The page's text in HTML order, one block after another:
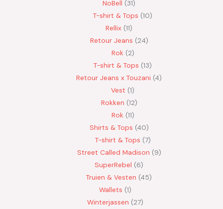
NoBell
31
T-shirt & Tops 10
Rellix 11
Retour Jeans 24
Rok 2
T-shirt & Tops 13
Retour Jeans x Touzani 4
Vest 1
Rokken 12
Rok 11
Shirts & Tops 40
T-shirt & Tops 7
Street Called Madison 9
SuperRebel
6
Truien & Vesten 45
Wallets 1
Winterjassen
27